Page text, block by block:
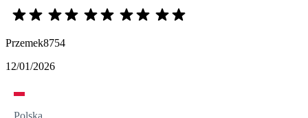
Przemek8754
12/01/2026
Polska